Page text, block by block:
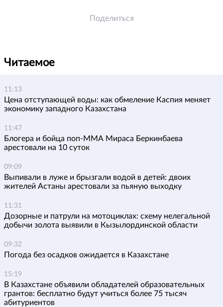
Поделиться
Читаемое
11:13
Цена отступающей воды: как обмеление Каспия меняет
экономику западного Казахстана
11:47
Блогера и бойца поп-ММА Мираса Беркинбаева
арестовали на 10 суток
09:09
Выпивали в луже и брызгали водой в детей: двоих
жителей Астаны арестовали за пьяную выходку
11:31
Дозорные и патрули на мотоциклах: схему нелегальной
добычи золота выявили в Кызылординской области
09:32
Погода без осадков ожидается в Казахстане
15:19
В Казахстане объявили обладателей образовательных
грантов: бесплатно будут учиться более 75 тысяч
абитуриентов